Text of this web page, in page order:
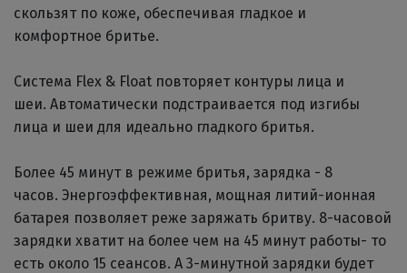
скользят по коже, обеспечивая гладкое и
комфортное бритье.
Система Flex & Float повторяет контуры лица и
шеи. Автоматически подстраивается под изгибы
лица и шеи для идеально гладкого бритья.
Более 45 минут в режиме бритья, зарядка - 8
часов. Энергоэффективная, мощная литий-ионная
батарея позволяет реже заряжать бритву. 8-часовой
зарядки хватит на более чем на 45 минут работы- то
есть около 15 сеансов. А 3-минутной зарядки будет